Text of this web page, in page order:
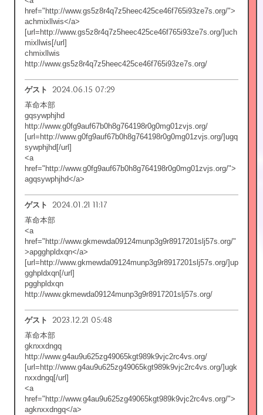
href="http://www.gs5z8r4q7z5heec425ce46f765i93ze7s.org/">
achmixllwis</a>
[url=http://www.gs5z8r4q7z5heec425ce46f765i93ze7s.org/]uch
mixllwis[/url]
chmixllwis
http://www.gs5z8r4q7z5heec425ce46f765i93ze7s.org/
ゲスト 2024.06.15 07:29
革命本部
gqsywphjhd
http://www.g0fg9auf67b0h8g764198r0g0mg01zvjs.org/
[url=http://www.g0fg9auf67b0h8g764198r0g0mg01zvjs.org/]ugq
sywphjhd[/url]
<a
href="http://www.g0fg9auf67b0h8g764198r0g0mg01zvjs.org/">
agqsywphjhd</a>
ゲスト 2024.01.21 11:17
革命本部
<a
href="http://www.gkmewda09124munp3g9r8917201slj57s.org/"
>apgghpldxqn</a>
[url=http://www.gkmewda09124munp3g9r8917201slj57s.org/]up
gghpldxqn[/url]
pgghpldxqn
http://www.gkmewda09124munp3g9r8917201slj57s.org/
ゲスト 2023.12.21 05:48
革命本部
gknxxdngq
http://www.g4au9u625zg49065kgt989k9vjc2rc4vs.org/
[url=http://www.g4au9u625zg49065kgt989k9vjc2rc4vs.org/]ugk
nxxdngq[/url]
<a
href="http://www.g4au9u625zg49065kgt989k9vjc2rc4vs.org/">
agknxxdngq</a>